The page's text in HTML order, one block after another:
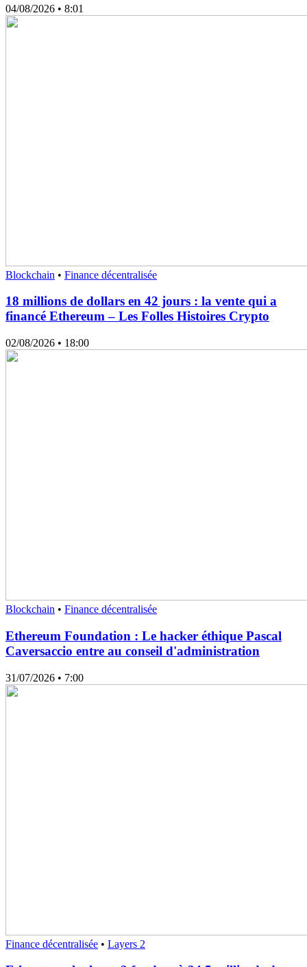
04/08/2026 • 8:01
Blockchain • Finance décentralisée
18 millions de dollars en 42 jours : la vente qui a
financé Ethereum – Les Folles Histoires Crypto
02/08/2026 • 18:00
Blockchain • Finance décentralisée
Ethereum Foundation : Le hacker éthique Pascal
Caversaccio entre au conseil d'administration
31/07/2026 • 7:00
Finance décentralisée • Layers 2